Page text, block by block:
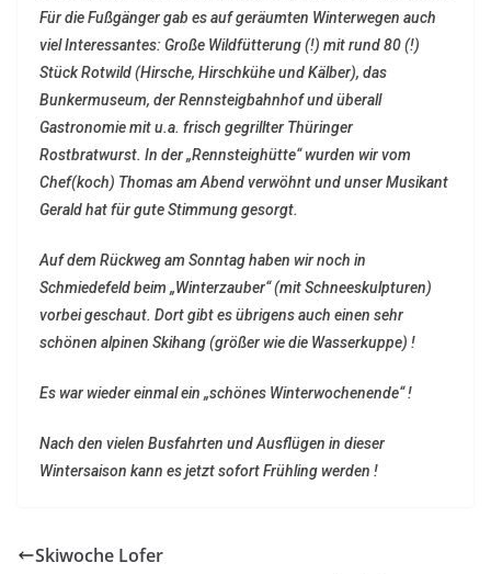
Für die Fußgänger gab es auf geräumten Winterwegen auch
viel Interessantes: Große Wildfütterung (!) mit rund 80 (!)
Stück Rotwild (Hirsche, Hirschkühe und Kälber), das
Bunkermuseum, der Rennsteigbahnhof und überall
Gastronomie mit u.a. frisch gegrillter Thüringer
Rostbratwurst. In der „Rennsteighütte“ wurden wir vom
Chef(koch) Thomas am Abend verwöhnt und unser Musikant
Gerald hat für gute Stimmung gesorgt.
Auf dem Rückweg am Sonntag haben wir noch in
Schmiedefeld beim „Winterzauber“ (mit Schneeskulpturen)
vorbei geschaut. Dort gibt es übrigens auch einen sehr
schönen alpinen Skihang (größer wie die Wasserkuppe) !
Es war wieder einmal ein „schönes Winterwochenende“ !
Nach den vielen Busfahrten und Ausflügen in dieser
Wintersaison kann es jetzt sofort Frühling werden !
Skiwoche Lofer